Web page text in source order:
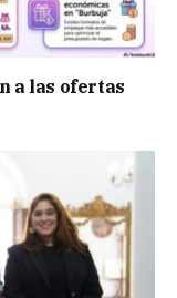
a las ofertas